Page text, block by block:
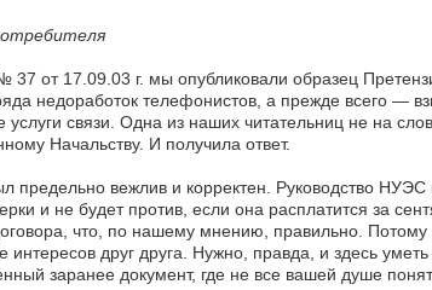
37 от 17.09.03 г. мы опубликовали образец
недоработок телефонистов, а прежде всего —
услуги связи. Одна из наших читательниц не на
Начальству. И получила ответ.
предельно вежлив и корректен. Руководство
и не будет против, если она расплатится за
что, по нашему мнению, правильно.
интересов друг друга. Нужно, правда, и здесь
заранее документ, где не все вашей душе